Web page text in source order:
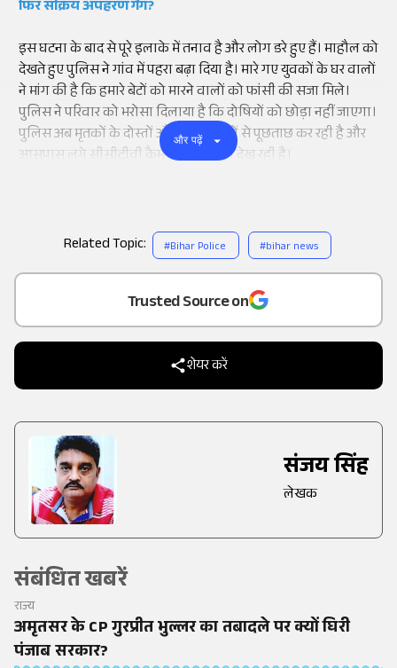
Add
as a
Trusted Source on
शेयर करें
संजय सिंह
लेखक
संबंधित खबरें
राज्य
अमृतसर के CP गुरप्रीत भुल्लर का तबादले पर क्यों घिरी
पंजाब सरकार?
फिर सक्रिय अपहरण गैंग?
इस घटना के बाद से पूरे इलाके में तनाव है और लोग डरे हुए हैं। माहौल को
देखते हुए पुलिस ने गांव में पहरा बढ़ा दिया है। मारे गए युवकों के घर वालों
ने मांग की है कि हमारे बेटों को मारने वालों को फांसी की सजा मिले।
पुलिस ने परिवार को भरोसा दिलाया है कि दोषियों को छोड़ा नहीं जाएगा।
पुलिस अब मृतकों के दोस्तों और जानने वालों से पूछताछ कर रही है और
आसपास लगे सीसीटीवी कैमरों के फुटेज भी देख रही है।
और पढ़ें
Related Topic: #Bihar Police #bihar news